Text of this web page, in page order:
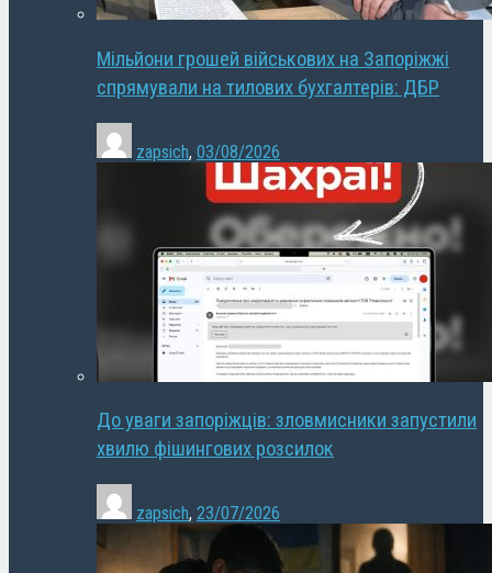
Мільйони грошей військових на Запоріжжі
спрямували на тилових бухгалтерів: ДБР
zapsich, 03/08/2026
До уваги запоріжців: зловмисники запустили
хвилю фішингових розсилок
zapsich, 23/07/2026